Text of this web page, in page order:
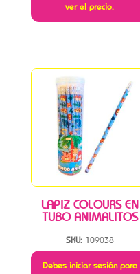
ver el precio.
LAPIZ COLOURS EN
TUBO ANIMALITOS
SKU: 109038
Debes iniciar sesión para